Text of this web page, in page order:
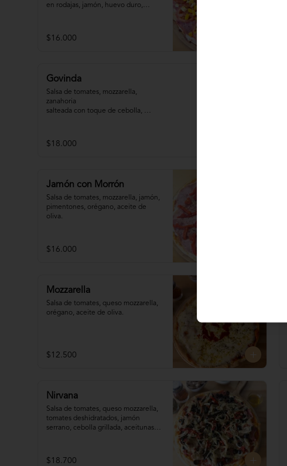
en rodajas, jamón, huevo duro,
$16.000
Govinda
Salsa de tomates, mozzarella,
zanahoria
salteada con toque de cebolla,
palmitos, orégano.
$18.000
Jamón con Morrón
Salsa de tomates, mozzarella, jamón,
pimentones, orégano, aceite de
oliva.
$16.000
Mozzarella
Salsa de tomates, queso mozzarella,
orégano, aceite de oliva.
$12.500
Nirvana
Salsa de tomates, queso mozzarella,
tomates deshidratados, jamón
serrano, cebolla grillada, aceitunas,
$18.700